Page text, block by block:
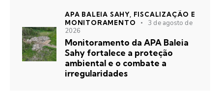
APA BALEIA SAHY, FISCALIZAÇÃO E
MONITORAMENTO
3 de agosto de
2026
Monitoramento da APA Baleia
Sahy fortalece a proteção
ambiental e o combate a
irregularidades